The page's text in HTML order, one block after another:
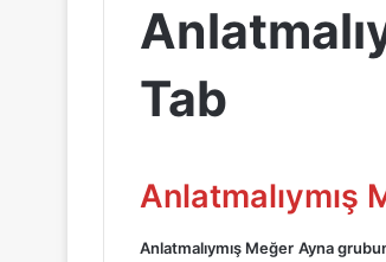
Tab
Anlatmalıymış
Anlatmalıymış Meğer Ayna